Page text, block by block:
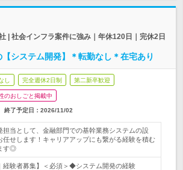
| 社会インフラ案件に強み｜年休120日｜完休2日
【システム開発】＊転勤なし＊在宅あり
し 完全週休2日制 第二新卒歓迎
のおしごと掲載中
終了予定日： 2026/11/02
担当として、金融部門での基幹業務システムの設
任せします！キャリアアップにも繋がる経験を積む
す◎
経験者募集】＜必須＞◆システム開発の経験